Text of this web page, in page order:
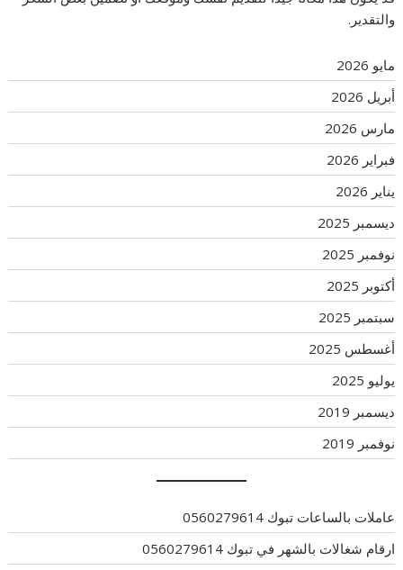
والتقدير.
مايو 2026
أبريل 2026
مارس 2026
فبراير 2026
يناير 2026
ديسمبر 2025
نوفمبر 2025
أكتوبر 2025
سبتمبر 2025
أغسطس 2025
يوليو 2025
ديسمبر 2019
نوفمبر 2019
عاملات بالساعات تبوك 0560279614
ارقام شغالات بالشهر في تبوك 0560279614